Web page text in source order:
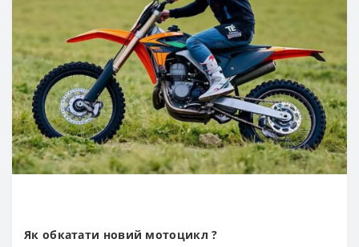
Як обкатати новий мотоцикл ?